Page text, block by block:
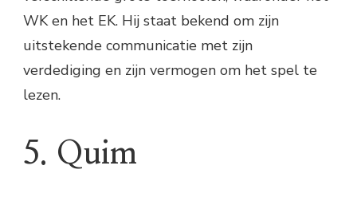
WK en het EK. Hij staat bekend om zijn
uitstekende communicatie met zijn
verdediging en zijn vermogen om het spel te
lezen.
5. Quim